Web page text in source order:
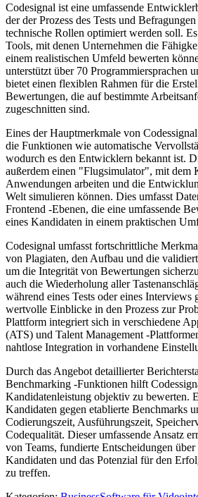
Codesignal ist eine umfassende
der der Prozess des Tests und
technische Rollen optimiert werden soll.
Tools, mit denen Unternehmen die
einem realistischen Umfeld bewerten
unterstützt über 70 Programmiersprachen
bietet einen flexiblen Rahmen für die
Bewertungen, die auf bestimmte
zugeschnitten sind.
Eines der Hauptmerkmale von
die Funktionen wie automatische
wodurch es den Entwicklern bekannt ist.
außerdem einen "Flugsimulator", mit dem
Anwendungen arbeiten und die
Welt simulieren können. Dies umfasst
Frontend -Ebenen, die eine umfassende
eines Kandidaten in einem praktischen
Codesignal umfasst fortschrittliche
von Plagiaten, den Aufbau und die
um die Integrität von Bewertungen
auch die Wiederholung aller
während eines Tests oder eines Interviews
wertvolle Einblicke in den Prozess zur
Plattform integriert sich in verschiedene
(ATS) und Talent Management -
nahtlose Integration in vorhandene
Durch das Angebot detaillierter
Benchmarking -Funktionen hilft
Kandidatenleistung objektiv zu bewerten.
Kandidaten gegen etablierte Benchmarks
Codierungszeit, Ausführungszeit,
Codequalität. Dieser umfassende Ansatz
von Teams, fundierte Entscheidungen
Kandidaten und das Potenzial für den
zu treffen.